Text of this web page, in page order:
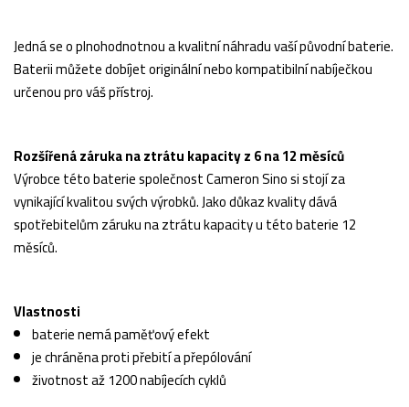
Jedná se o plnohodnotnou a kvalitní náhradu vaší původní baterie.
Baterii můžete dobíjet originální nebo kompatibilní nabíječkou
určenou pro váš přístroj.
Rozšířená záruka na ztrátu kapacity z 6 na 12 měsíců
Výrobce této baterie společnost Cameron Sino si stojí za
vynikající kvalitou svých výrobků. Jako důkaz kvality dává
spotřebitelům záruku na ztrátu kapacity u této baterie 12
měsíců.
Vlastnosti
baterie nemá paměťový efekt
je chráněna proti přebití a přepólování
životnost až 1200 nabíjecích cyklů